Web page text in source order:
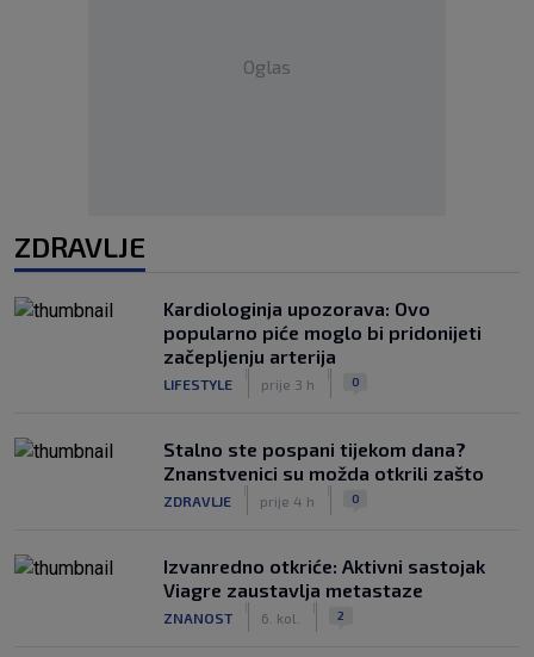
Oglas
ZDRAVLJE
Kardiologinja upozorava: Ovo
popularno piće moglo bi pridonijeti
začepljenju arterija
LIFESTYLE prije 3 h 0
Stalno ste pospani tijekom dana?
Znanstvenici su možda otkrili zašto
ZDRAVLJE prije 4 h 0
Izvanredno otkriće: Aktivni sastojak
Viagre zaustavlja metastaze
ZNANOST 6. kol. 2